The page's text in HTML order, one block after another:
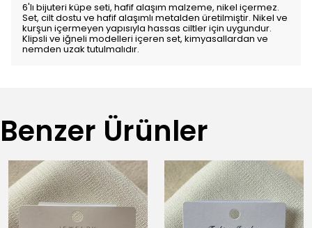
6'lı bijuteri küpe seti, hafif alaşım malzeme, nikel içermez.
Set, cilt dostu ve hafif alaşımlı metalden üretilmiştir. Nikel ve
kurşun içermeyen yapısıyla hassas ciltler için uygundur.
Klipsli ve iğneli modelleri içeren set, kimyasallardan ve
nemden uzak tutulmalıdır.
Benzer Ürünler